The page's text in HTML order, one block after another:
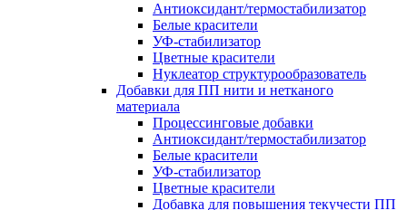
Антиоксидант/термостабилизатор
Белые красители
УФ-стабилизатор
Цветные красители
Нуклеатор структурообразователь
Добавки для ПП нити и нетканого
материала
Процессинговые добавки
Антиоксидант/термостабилизатор
Белые красители
УФ-стабилизатор
Цветные красители
Добавка для повышения текучести ПП